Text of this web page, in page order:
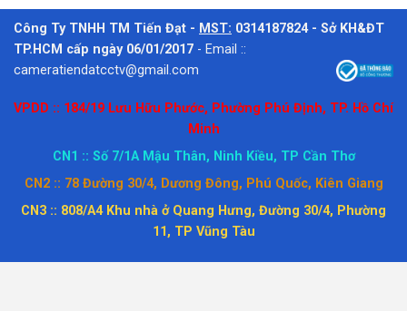
Công Ty TNHH TM Tiến Đạt - MST: 0314187824 - Sở KH&ĐT
TP.HCM cấp ngày 06/01/2017 - Email ::
cameratiendatcctv@gmail.com
VPDD :: 184/19 Lưu Hữu Phước, Phường Phú Định, TP. Hồ Chí
Minh
CN1 :: Số 7/1A Mậu Thân, Ninh Kiều, TP Cần Thơ
CN2 :: 78 Đường 30/4, Dương Đông, Phú Quốc, Kiên Giang
CN3 :: 808/A4 Khu nhà ở Quang Hưng, Đường 30/4, Phường
11, TP Vũng Tàu